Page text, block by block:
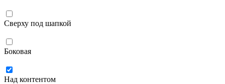
Сверху под шапкой
Боковая
Над контентом